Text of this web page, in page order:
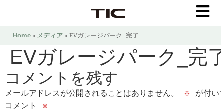
Home » メディア » EVガレージパーク_完了…
EVガレージパーク_完
コメントを残す
メールアドレスが公開されることはありません。 ※
が付
コメント
※